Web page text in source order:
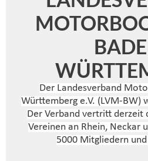
Der Landesverband
Württemberg e.V. (LVM-BW)
Der Verband vertritt derzeit
Vereinen an Rhein, Neckar
5000 Mitgliedern